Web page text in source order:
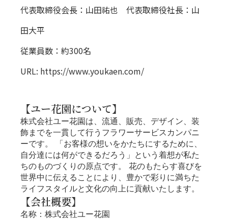
代表取締役会長：山田祐也 代表取締役社長：山
田大平
従業員数：約300名
URL: https://www.youkaen.com/
【ユー花園について】
株式会社ユー花園は、流通、販売、デザイン、装
飾までを一貫して行うフラワーサービスカンパニ
ーです。 「お客様の想いをかたちにするために、
自分達には何ができるだろう」という着想が私た
ちのものづくりの原点です。 花のもたらす喜びを
世界中に伝えることにより、豊かで彩りに満ちた
ライフスタイルと文化の向上に貢献いたします。
【会社概要】
名称：株式会社ユー花園